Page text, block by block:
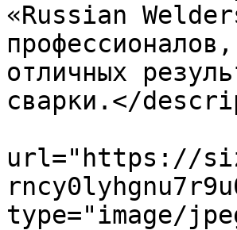
«Russian
отличных
сварки.</
url="https://
type="image/